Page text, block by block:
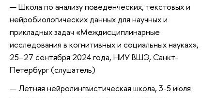
Школа по анализу поведенческих, текстовых и
нейробиологических данных для научных и
прикладных задач «Междисциплинарные
исследования в когнитивных и социальных науках»,
25–27 сентября 2024 года, НИУ ВШЭ, Санкт-
Петербург (слушатель)
Летняя нейролингвистическая школа, 3-5 июля